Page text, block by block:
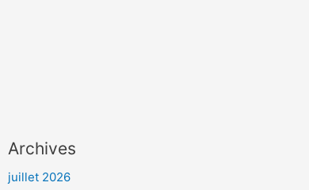
Archives
juillet 2026